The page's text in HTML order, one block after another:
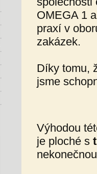
OMEGA 1
praxí v
zakázek.
Díky tomu,
jsme
Výhodou
je ploché s